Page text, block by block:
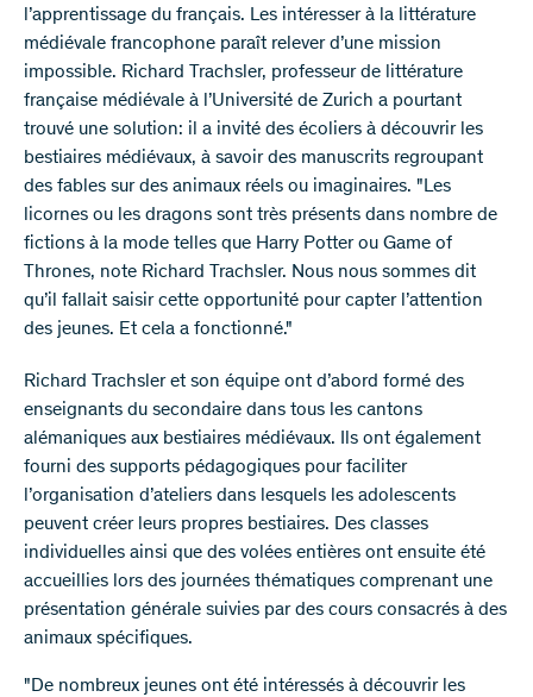
l’apprentissage du français. Les intéresser à la littérature
médiévale francophone paraît relever d’une mission
impossible. Richard Trachsler, professeur de littérature
française médiévale à l’Université de Zurich a pourtant
trouvé une solution: il a invité des écoliers à découvrir les
bestiaires médiévaux, à savoir des manuscrits regroupant
des fables sur des animaux réels ou imaginaires. "Les
licornes ou les dragons sont très présents dans nombre de
fictions à la mode telles que Harry Potter ou Game of
Thrones, note Richard Trachsler. Nous nous sommes dit
qu’il fallait saisir cette opportunité pour capter l’attention
des jeunes. Et cela a fonctionné."
Richard Trachsler et son équipe ont d’abord formé des
enseignants du secondaire dans tous les cantons
alémaniques aux bestiaires médiévaux. Ils ont également
fourni des supports pédagogiques pour faciliter
l’organisation d’ateliers dans lesquels les adolescents
peuvent créer leurs propres bestiaires. Des classes
individuelles ainsi que des volées entières ont ensuite été
accueillies lors des journées thématiques comprenant une
présentation générale suivies par des cours consacrés à des
animaux spécifiques.
"De nombreux jeunes ont été intéressés à découvrir les